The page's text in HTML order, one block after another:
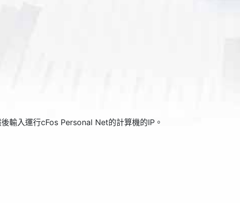
後輸入運行cFos Personal Net的計算機的IP。